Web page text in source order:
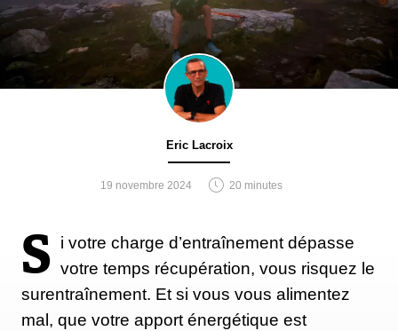
Eric Lacroix
19 novembre 2024 20 minutes
S i votre charge d’entraînement dépasse
votre temps récupération, vous risquez le
surentraînement. Et si vous vous alimentez
mal, que votre apport énergétique est